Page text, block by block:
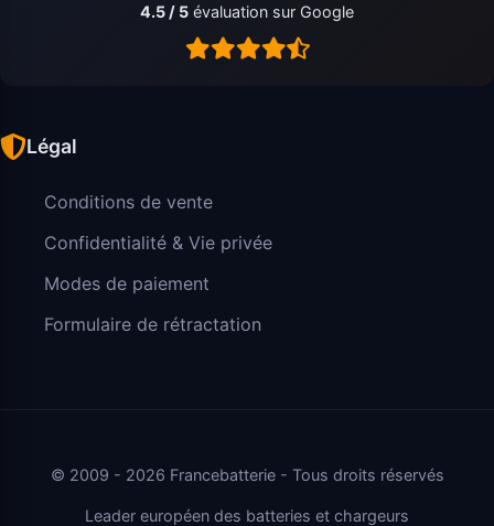
4.5 / 5 évaluation sur Google
Légal
Conditions de vente
Confidentialité & Vie privée
Modes de paiement
Formulaire de rétractation
© 2009 - 2026 Francebatterie - Tous droits réservés
Leader européen des batteries et chargeurs